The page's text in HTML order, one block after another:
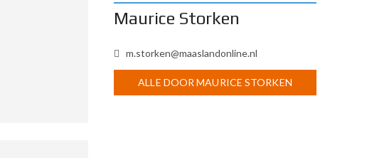
A
l
e
n
Maurice Storken
m.storken@maaslandonline.nl
ALLE DOOR MAURICE STORKEN